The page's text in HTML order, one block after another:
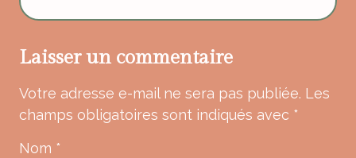
Laisser un commentaire
Votre adresse e-mail ne sera pas publiée. Les
champs obligatoires sont indiqués avec *
Nom *